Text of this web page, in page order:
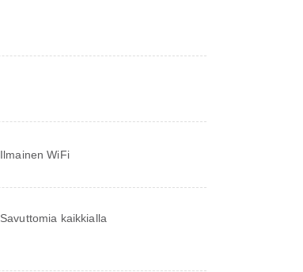
Ilmainen WiFi
Savuttomia kaikkialla